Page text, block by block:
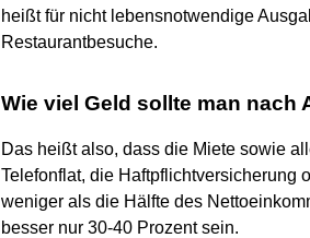
heißt für nicht lebensnotwendige
Restaurantbesuche.
Wie viel Geld sollte man nach
Das heißt also, dass die Miete sowie
Telefonflat, die Haftpflichtversicherung
weniger als die Hälfte des
besser nur 30-40 Prozent sein.